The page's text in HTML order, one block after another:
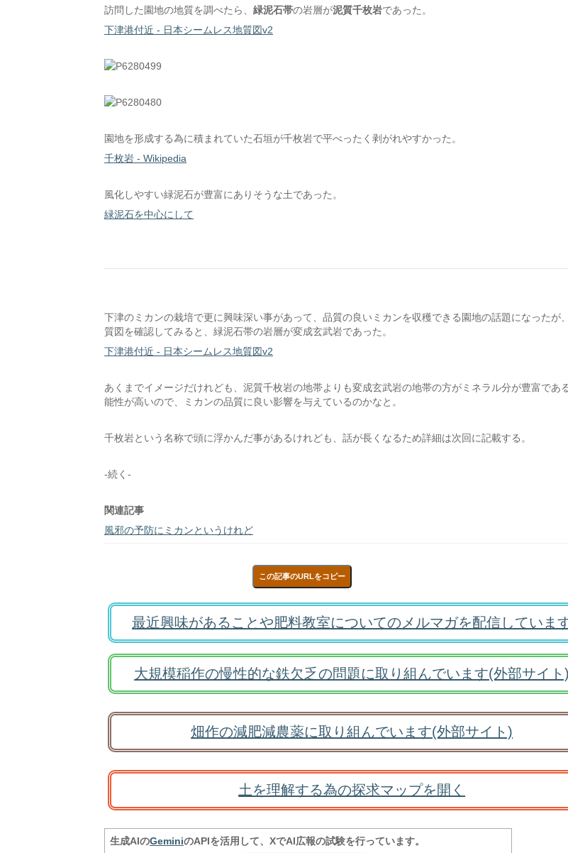
訪問した園地の地質を調べたら、 緑泥石帯の岩層が泥質千枚岩であった。
下津港付近 - 日本シームレス地質図v2
園地を形成する為に積まれていた石垣が千枚岩で平べったく剥がれやすかった。
千枚岩 - Wikipedia
風化しやすい緑泥石が豊富にありそうな土であった。
緑泥石を中心にして
下津のミカンの栽培で更に興味深い事があって、品質の良いミカンを収穫できる園地の話題になったが
質図を確認してみると、緑泥石帯の岩層が変成玄武岩であった。
下津港付近 - 日本シームレス地質図v2
あくまでイメージだけれども、泥質千枚岩の地帯よりも変成玄武岩の地帯の方がミネラル分が豊富であ
能性が高いので、ミカンの品質に良い影響を与えているのかなと。
千枚岩という名称で頭に浮かんだ事があるけれども、話が長くなるため詳細は次回に記載する。
-続く-
関連記事
風邪の予防にミカンというけれど
この記事のURLをコピー
最近興味があることや肥料教室についてのメルマガを配信していま
大規模稲作の慢性的な鉄欠乏の問題に取り組んでいます(外部サイト)
畑作の減肥減農薬に取り組んでいます(外部サイト)
土を理解する為の探求マップを開く
生成AIのGeminiのAPIを活用して、XでAI広報の試験を行っています。